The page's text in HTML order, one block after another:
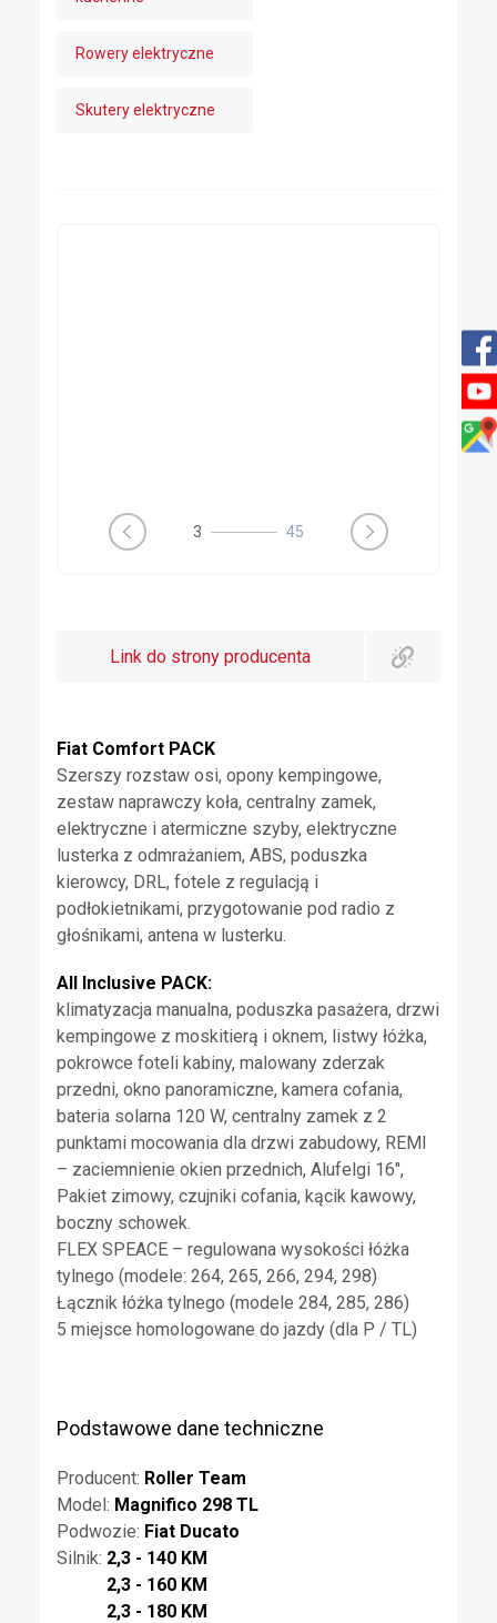
3 45
Link do strony producenta
Fiat Comfort PACK
Szerszy rozstaw osi, opony kempingowe,
zestaw naprawczy koła, centralny zamek,
elektryczne i atermiczne szyby, elektryczne
lusterka z odmrażaniem, ABS, poduszka
kierowcy, DRL, fotele z regulacją i
podłokietnikami, przygotowanie pod radio z
głośnikami, antena w lusterku.
All Inclusive PACK:
klimatyzacja manualna, poduszka pasażera, drzwi
kempingowe z moskitierą i oknem, listwy łóżka,
pokrowce foteli kabiny, malowany zderzak
przedni, okno panoramiczne, kamera cofania,
bateria solarna 120 W, centralny zamek z 2
punktami mocowania dla drzwi zabudowy, REMI
– zaciemnienie okien przednich, Alufelgi 16″,
Pakiet zimowy, czujniki cofania, kącik kawowy,
boczny schowek.
FLEX SPEACE – regulowana wysokości łóżka
tylnego (modele: 264, 265, 266, 294, 298)
Łącznik łóżka tylnego (modele 284, 285, 286)
5 miejsce homologowane do jazdy (dla P / TL)
Podstawowe dane techniczne
Producent: Roller Team
Model: Magnifico 298 TL
Podwozie: Fiat Ducato
Silnik: 2,3 - 140 KM
2,3 - 160 KM
2,3 - 180 KM
Rowery elektryczne
Skutery elektryczne